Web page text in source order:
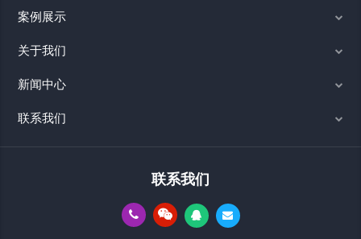
案例展示
关于我们
新闻中心
联系我们
联系我们